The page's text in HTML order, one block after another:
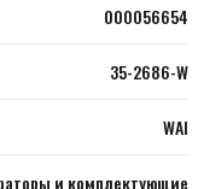
000056654
35-2686-W
WAI
и комплектующие